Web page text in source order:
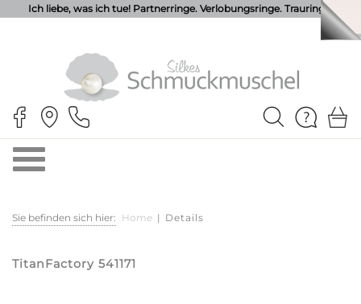
Ich liebe, was ich tue! Partnerringe. Verlobungsringe. Trauringe.
Sie befinden sich hier: Home | Details
TitanFactory 541171